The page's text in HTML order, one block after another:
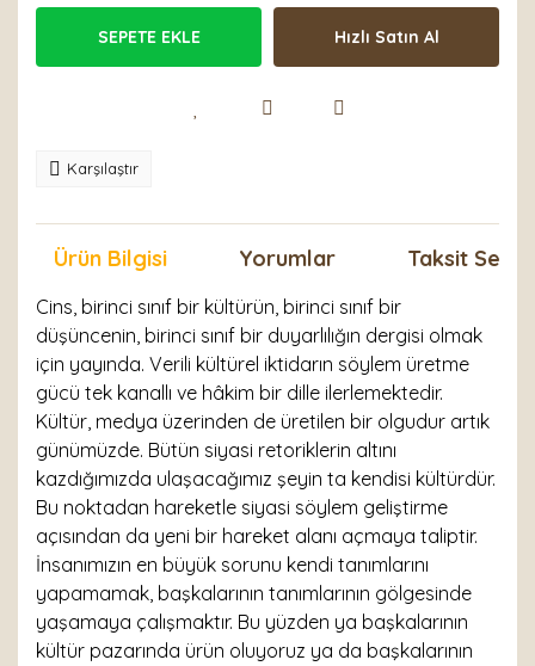
SEPETE EKLE Hızlı Satın Al
Karşılaştır
Ürün Bilgisi Yorumlar Taksit
Cins, birinci sınıf bir kültürün, birinci sınıf bir
düşüncenin, birinci sınıf bir duyarlılığın dergisi olmak
için yayında. Verili kültürel iktidarın söylem üretme
gücü tek kanallı ve hâkim bir dille ilerlemektedir.
Kültür, medya üzerinden de üretilen bir olgudur artık
günümüzde. Bütün siyasi retoriklerin altını
kazdığımızda ulaşacağımız şeyin ta kendisi kültürdür.
Bu noktadan hareketle siyasi söylem geliştirme
açısından da yeni bir hareket alanı açmaya taliptir.
İnsanımızın en büyük sorunu kendi tanımlarını
yapamamak, başkalarının tanımlarının gölgesinde
yaşamaya çalışmaktır. Bu yüzden ya başkalarının
kültür pazarında ürün oluyoruz ya da başkalarının